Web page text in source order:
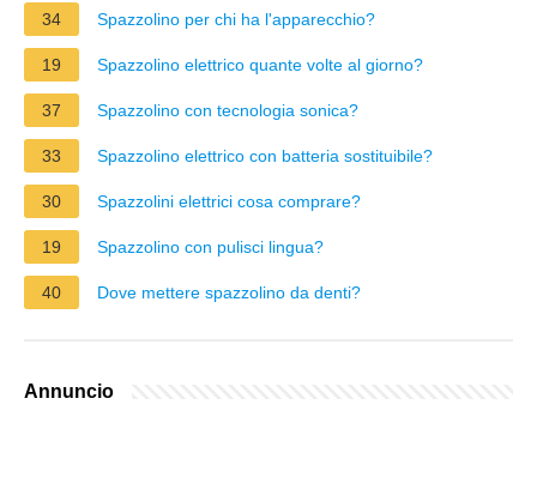
34 Spazzolino per chi ha l'apparecchio?
19 Spazzolino elettrico quante volte al giorno?
37 Spazzolino con tecnologia sonica?
33 Spazzolino elettrico con batteria sostituibile?
30 Spazzolini elettrici cosa comprare?
19 Spazzolino con pulisci lingua?
40 Dove mettere spazzolino da denti?
Annuncio